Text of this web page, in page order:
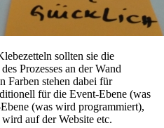
sollten sie die
Prozesses an der Wand
Farben stehen dabei für
für die Event-Ebene (was
(was wird programmiert),
auf der Website etc.